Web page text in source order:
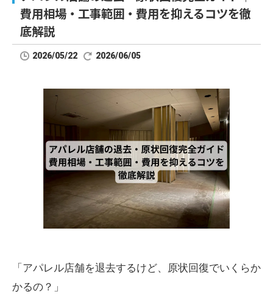
費用相場・工事範囲・費用を抑えるコツを徹
底解説
2026/05/22 2026/06/05
「アパレル店舗を退去するけど、原状回復でいくらか
かるの？」